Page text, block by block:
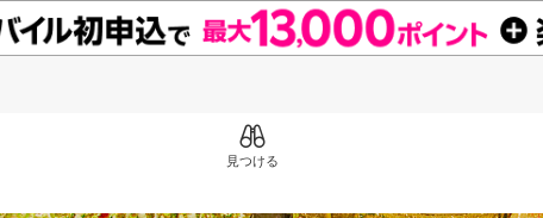
見つける